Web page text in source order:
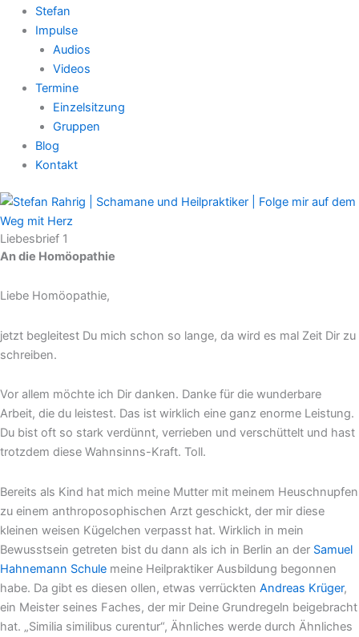
Stefan
Impulse
Audios
Videos
Termine
Einzelsitzung
Gruppen
Blog
Kontakt
Liebesbrief 1
An die Homöopathie
Liebe Homöopathie,
jetzt begleitest Du mich schon so lange, da wird es mal Zeit Dir zu
schreiben.
Vor allem möchte ich Dir danken. Danke für die wunderbare
Arbeit, die du leistest. Das ist wirklich eine ganz enorme Leistung.
Du bist oft so stark verdünnt, verrieben und verschüttelt und hast
trotzdem diese Wahnsinns-Kraft. Toll.
Bereits als Kind hat mich meine Mutter mit meinem Heuschnupfen
zu einem anthroposophischen Arzt geschickt, der mir diese
kleinen weisen Kügelchen verpasst hat. Wirklich in mein
Bewusstsein getreten bist du dann als ich in Berlin an der Samuel
Hahnemann Schule meine Heilpraktiker Ausbildung begonnen
habe. Da gibt es diesen ollen, etwas verrückten Andreas Krüger,
ein Meister seines Faches, der mir Deine Grundregeln beigebracht
hat. „Similia similibus curentur“, Ähnliches werde durch Ähnliches